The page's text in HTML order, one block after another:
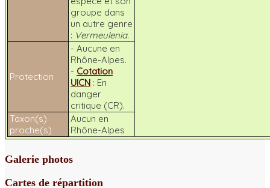
groupe dans
un autre genre
: Vermeulenia.
Protection
- Aucune en
Rhône-Alpes.
- Cotation
UICN : En
danger
critique (CR).
Taxon(s)
proche(s)
Aucun en
Rhône-Alpes
Galerie photos
Cartes de répartition